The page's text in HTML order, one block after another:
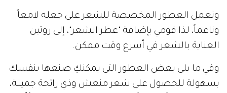
وتعمل العطور المخصصة للشعر على جعله لامعاً
وناعماً، لذا قومي بإضافة "عطر الشعر"، إلى روتين
العناية بالشعر في أسرع وقت ممكن.
وفي ما يلي بعض العطور التي يمكنكِ صنعها بنفسك
بسهولة للحصول على شعر منعش وذي رائحة جميلة،